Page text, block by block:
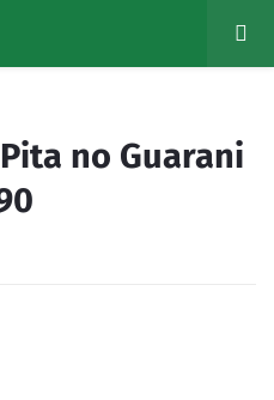
no Guarani